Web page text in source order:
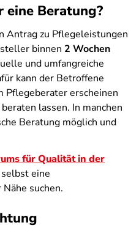
Beratung?
Antrag zu Pflegeleistungen
binnen 2 Wochen
und umfangreiche
kann der Betroffene
Pflegeberater erscheinen
lassen. In manchen
Beratung möglich und
für Qualität in der
eine
suchen.